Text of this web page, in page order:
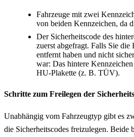
Fahrzeuge mit zwei
von beiden Kennzeichen, da
Der Sicherheitscode des
zuerst abgefragt. Falls Sie die
entfernt haben und nicht
war: Das hintere
HU-Plakette (z. B. TÜV).
Schritte zum Freilegen der
Unabhängig vom Fahrzeugtyp gibt es
die Sicherheitscodes freizulegen. Beide